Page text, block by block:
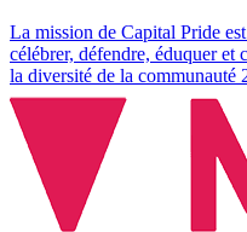
La mission de Capital Pride
célébrer, défendre, éduquer et
la diversité de la